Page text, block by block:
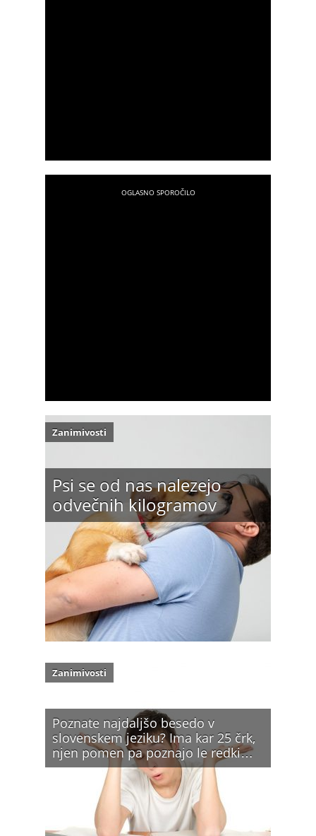
Psi se od nas nalezejo
odvečnih kilogramov
Zanimivosti
Poznate najdaljšo besedo v
slovenskem jeziku? Ima kar 25 črk,
njen pomen pa poznajo le redki…
Zanimivosti